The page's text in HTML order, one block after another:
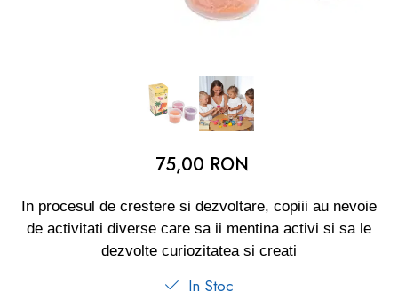
75,00 RON
In procesul de crestere si dezvoltare, copiii au nevoie
de activitati diverse care sa ii mentina activi si sa le
dezvolte curiozitatea si creati
In Stoc